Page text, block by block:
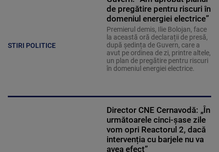
STIRI POLITICE
de pregătire pentru riscuri în
domeniul energiei electrice”
Premierul demis, Ilie Bolojan, face
la această oră declarații de presă,
după ședința de Guvern, care a
avut pe ordinea de zi, printre altele,
un plan de pregătire pentru riscuri
în domeniul energiei electrice.
Director CNE Cernavodă: „În
următoarele cinci-șase zile
vom opri Reactorul 2, dacă
intervenția cu barjele nu va
avea efect”